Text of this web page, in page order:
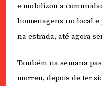
e mobilizou a
homenagens no local
na estrada, até agora
Também na semana
morreu, depois de ter